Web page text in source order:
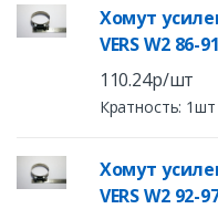
Хомут
VERS W2 86-
110.24р/шт
Кратность: 1шт
Хомут
VERS W2 92-